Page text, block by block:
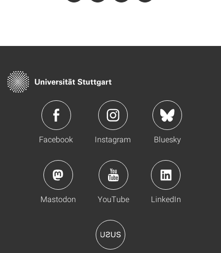
Facebook Instagram Bluesky
Mastodon YouTube LinkedIn